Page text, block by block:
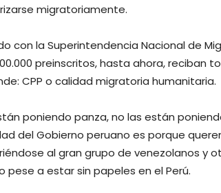
migratoriamente.
con la Superintendencia Nacional de
preinscritos, hasta ahora, reciban
CPP o calidad migratoria humanitaria.
poniendo panza, no las están
del Gobierno peruano es porque
al gran grupo de venezolanos y
pese a estar sin papeles en el Perú.